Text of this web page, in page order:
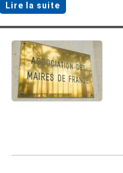
Lire la suite